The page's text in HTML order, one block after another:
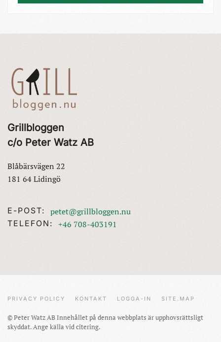
Grillbloggen
c/o Peter Watz AB
Blåbärsvägen 22
181 64 Lidingö
E-POST: petet@grillbloggen.nu
TELEFON: +46 708-403191
© Peter Watz AB Innehållet på denna webbplats är upphovsrättsligt
skyddat. Ange källa vid citering.
PRIVACY POLICY KONTAKT LOGGA-IN SITE.MAP